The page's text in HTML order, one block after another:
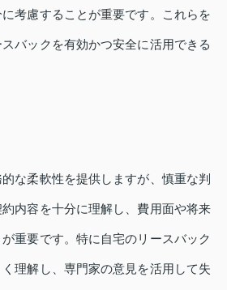
考慮することが重要です。これらを
バックを有効かつ安全に活用できる
な柔軟性を提供しますが、慎重な判
内容を十分に理解し、費用面や将来
重要です。特に自宅のリースバック
理解し、専門家の意見を活用して失